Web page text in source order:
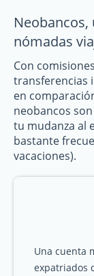
nómadas
Con
transferencias
en
neobancos
tu mudanza al
bastante
vacaciones).
Una cuenta
expatriados